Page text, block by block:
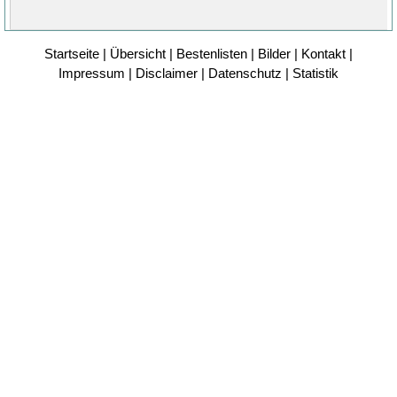
Startseite | Übersicht | Bestenlisten | Bilder | Kontakt |
Impressum | Disclaimer | Datenschutz | Statistik